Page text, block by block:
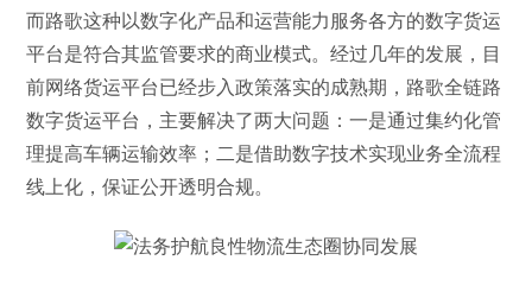
而路歌这种以数字化产品和运营能力服务各方的数字货运
平台是符合其监管要求的商业模式。经过几年的发展，目
前网络货运平台已经步入政策落实的成熟期，路歌全链路
数字货运平台，主要解决了两大问题：一是通过集约化管
理提高车辆运输效率；二是借助数字技术实现业务全流程
线上化，保证公开透明合规。